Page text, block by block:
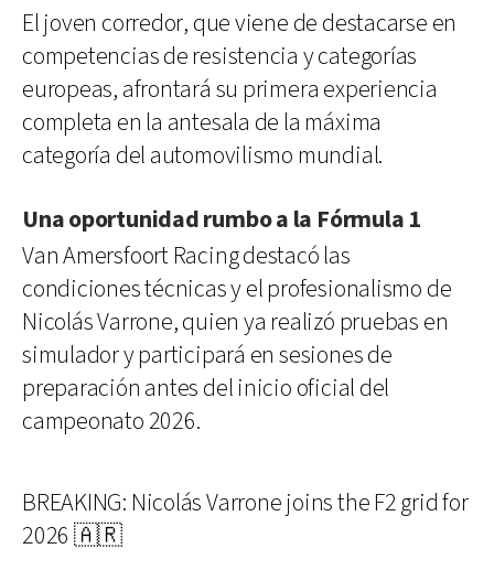
El joven corredor, que viene de destacarse en
competencias de resistencia y categorías
europeas, afrontará su primera experiencia
completa en la antesala de la máxima
categoría del automovilismo mundial.
Una oportunidad rumbo a la Fórmula 1
Van Amersfoort Racing destacó las
condiciones técnicas y el profesionalismo de
Nicolás Varrone, quien ya realizó pruebas en
simulador y participará en sesiones de
preparación antes del inicio oficial del
campeonato 2026.
BREAKING: Nicolás Varrone joins the F2 grid for
2026 🇦🇷